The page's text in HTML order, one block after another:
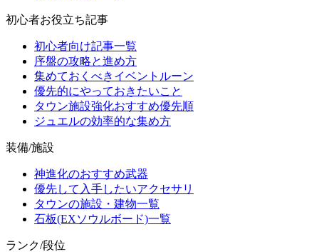
初心者お役立ち記事
初心者向け記事一覧
序盤の攻略と進め方
集めておくべきイベントルーン
優先的にやっておきたいこと
タウン施設強化おすすめ優先順
ジュエルの効率的な集め方
装備/施設
神進化のおすすめ武器
優先して入手したいアクセサリ
タウンの施設・建物一覧
石板(EXソウルボード)一覧
ランク/段位